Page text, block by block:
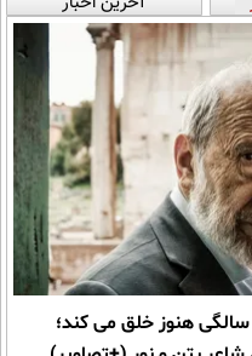
معماری که در 92 سالگی هنوز خلق می کند؛